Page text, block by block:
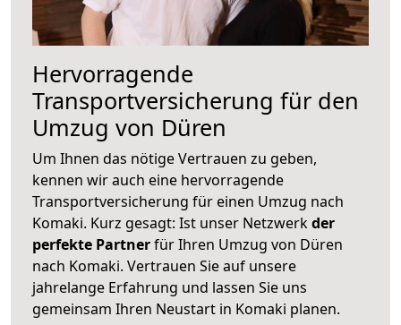
Hervorragende
Transportversicherung für den
Umzug von Düren
Um Ihnen das nötige Vertrauen zu geben,
kennen wir auch eine hervorragende
Transportversicherung für einen Umzug nach
Komaki. Kurz gesagt: Ist unser Netzwerkder
perfekte Partnerfür Ihren Umzug von Düren
nach Komaki. Vertrauen Sie auf unsere
jahrelange Erfahrung und lassen Sie uns
gemeinsam Ihren Neustart in Komaki planen.